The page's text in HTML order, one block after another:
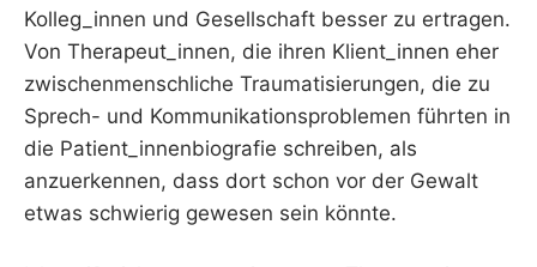
Kolleg_innen und Gesellschaft besser zu ertragen.
Von Therapeut_innen, die ihren Klient_innen eher
zwischenmenschliche Traumatisierungen, die zu
Sprech- und Kommunikationsproblemen führten in
die Patient_innenbiografie schreiben, als
anzuerkennen, dass dort schon vor der Gewalt
etwas schwierig gewesen sein könnte.